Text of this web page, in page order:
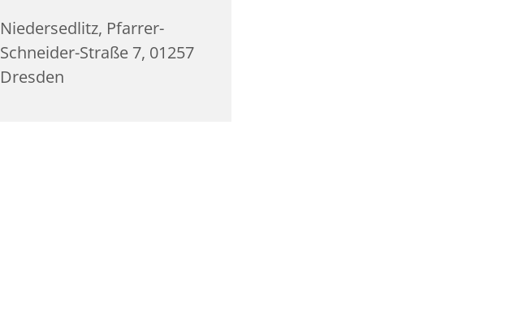
Niedersedlitz, Pfarrer-
Schneider-Straße 7, 01257
Dresden